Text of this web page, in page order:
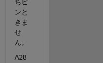
ちピ
ンと
きま
せ
ん。
A28